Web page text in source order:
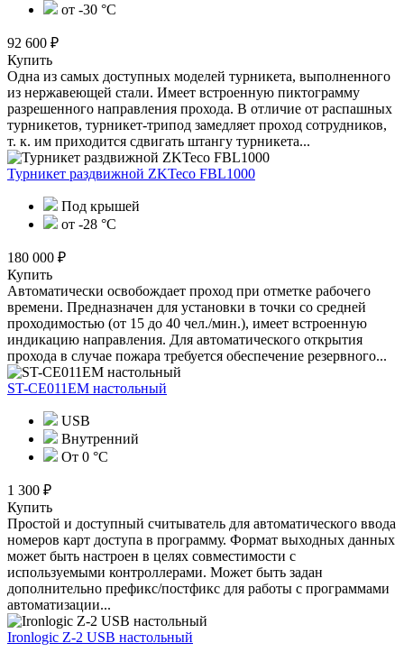
от -30 °С
92 600 ₽
Купить
Одна из самых доступных моделей турникета, выполненного
из нержавеющей стали. Имеет встроенную пиктограмму
разрешенного направления прохода. В отличие от распашных
турникетов, турникет-трипод замедляет проход сотрудников,
т. к. им приходится сдвигать штангу турникета...
Турникет раздвижной ZKTeco FBL1000
Под крышей
от -28 °C
180 000 ₽
Купить
Автоматически освобождает проход при отметке рабочего
времени. Предназначен для установки в точки со средней
проходимостью (от 15 до 40 чел./мин.), имеет встроенную
индикацию направления. Для автоматического открытия
прохода в случае пожара требуется обеспечение резервного...
ST-CE011EM настольный
USB
Внутренний
От 0 °С
1 300 ₽
Купить
Простой и доступный считыватель для автоматического ввода
номеров карт доступа в программу. Формат выходных данных
может быть настроен в целях совместимости с
используемыми контроллерами. Может быть задан
дополнительно префикс/постфикс для работы с программами
автоматизации...
Ironlogic Z-2 USB настольный